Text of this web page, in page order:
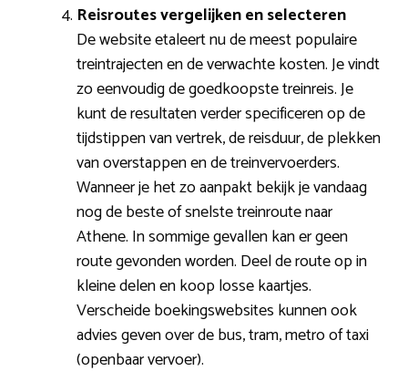
Reisroutes vergelijken en selecteren
De website etaleert nu de meest populaire
treintrajecten en de verwachte kosten. Je vindt
zo eenvoudig de goedkoopste treinreis. Je
kunt de resultaten verder specificeren op de
tijdstippen van vertrek, de reisduur, de plekken
van overstappen en de treinvervoerders.
Wanneer je het zo aanpakt bekijk je vandaag
nog de beste of snelste treinroute naar
Athene. In sommige gevallen kan er geen
route gevonden worden. Deel de route op in
kleine delen en koop losse kaartjes.
Verscheide boekingswebsites kunnen ook
advies geven over de bus, tram, metro of taxi
(openbaar vervoer).